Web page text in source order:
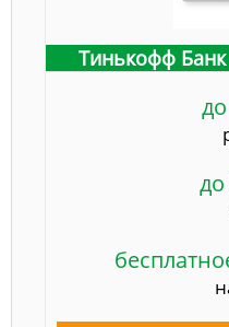
Тинькофф Банк